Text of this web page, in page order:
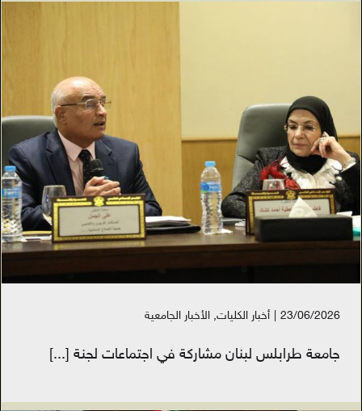
23/06/2026 أخبار الكليات, الأخبار الجامعية
‏جامعة طرابلس لبنان مشاركة في اجتماعات لجنة [...]